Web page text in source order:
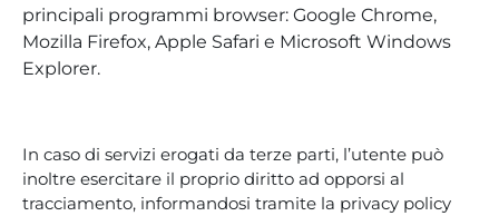
principali programmi browser: Google Chrome,
Mozilla Firefox, Apple Safari e Microsoft Windows
Explorer.
In caso di servizi erogati da terze parti, l’utente può
inoltre esercitare il proprio diritto ad opporsi al
tracciamento, informandosi tramite la privacy policy